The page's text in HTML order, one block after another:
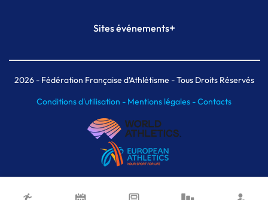
Plateforme Formation
Sites événements+
Meeting de Paris indoor
MAIF Ekiden de Paris
2026- Fédération Française d'Athlétisme - Tous Droits Réservés
Conditions d'utilisation - Mentions légales -Contacts